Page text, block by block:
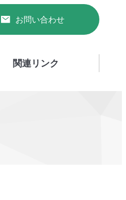
お問い合わせ
関連リンク